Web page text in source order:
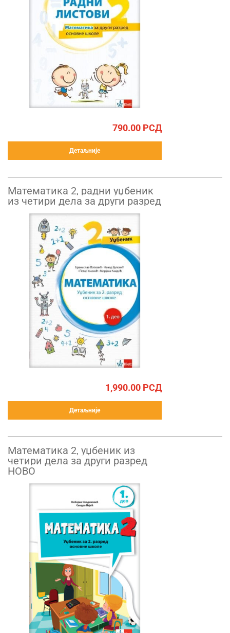
790.00 РСД
Детаљније
Математика 2, радни уџбеник
из четири дела за други разред
1,990.00 РСД
Детаљније
Математика 2, уџбеник из
четири дела за други разред
НОВО